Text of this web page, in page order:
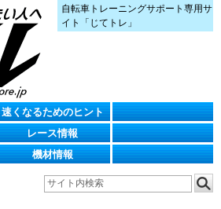
自転車トレーニングサポート専用サ
イト「じてトレ」
速くなるためのヒント
レース情報
機材情報